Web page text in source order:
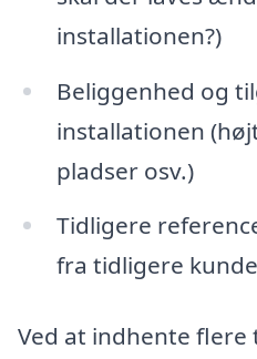
installationen?)
Beliggenhed og
installationen
pladser osv.)
Tidligere
fra tidligere
Ved at indhente